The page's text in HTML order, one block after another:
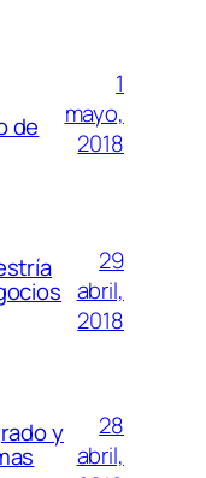
de
1
mayo,
2018
29
abril,
2018
y
28
abril,